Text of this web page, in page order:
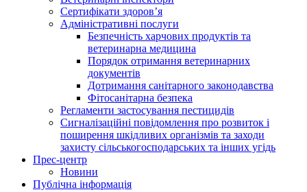
Сертифікати здоров’я
Адміністративні послуги
Безпечність харчових продуктів та
ветеринарна медицина
Порядок отримання ветеринарних
документів
Дотримання санітарного законодавства
Фітосанітарна безпека
Регламенти застосування пестицидів
Сигналізаційні повідомлення про розвиток і
поширення шкідливих організмів та заходи
захисту сільськогосподарських та інших угідь
Прес-центр
Новини
Публічна інформація